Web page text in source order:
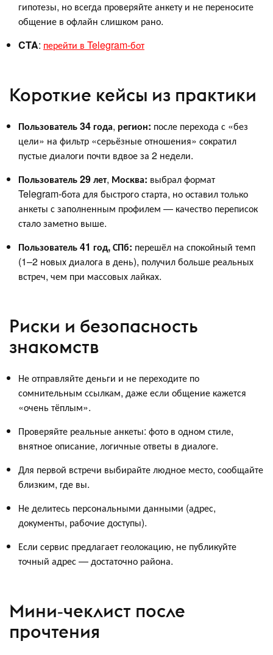
гипотезы, но всегда проверяйте анкету и не переносите
общение в офлайн слишком рано.
CTA: перейти в Telegram‑бот
Короткие кейсы из практики
Пользователь 34 года, регион: после перехода с «без
цели» на фильтр «серьёзные отношения» сократил
пустые диалоги почти вдвое за 2 недели.
Пользователь 29 лет, Москва: выбрал формат
Telegram‑бота для быстрого старта, но оставил только
анкеты с заполненным профилем — качество переписок
стало заметно выше.
Пользователь 41 год, СПб: перешёл на спокойный темп
(1–2 новых диалога в день), получил больше реальных
встреч, чем при массовых лайках.
Риски и безопасность
знакомств
Не отправляйте деньги и не переходите по
сомнительным ссылкам, даже если общение кажется
«очень тёплым».
Проверяйте реальные анкеты: фото в одном стиле,
внятное описание, логичные ответы в диалоге.
Для первой встречи выбирайте людное место, сообщайте
близким, где вы.
Не делитесь персональными данными (адрес,
документы, рабочие доступы).
Если сервис предлагает геолокацию, не публикуйте
точный адрес — достаточно района.
Мини‑чеклист после
прочтения